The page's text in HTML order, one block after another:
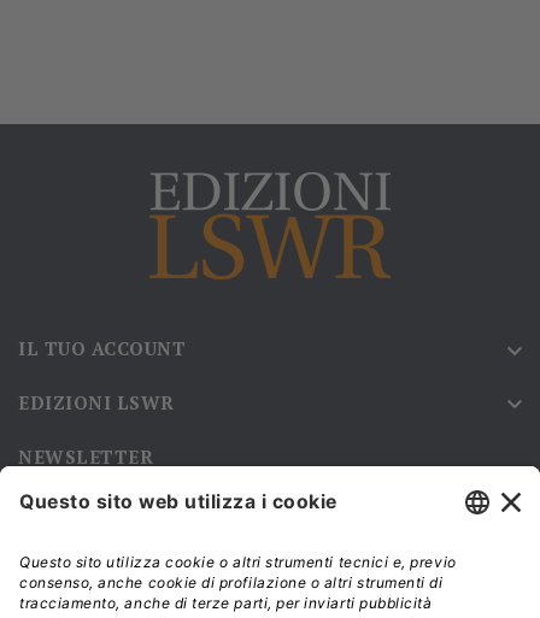
IL TUO ACCOUNT 
EDIZIONI LSWR 
NEWSLETTER
Iscriviti alla nostra newsletter e rimani sempre aggiornato sulle